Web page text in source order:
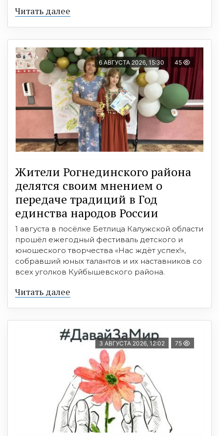
Читать далее
6 АВГУСТА 2026, 15:30 45
Жители Рогнединского района
делятся своим мнением о
передаче традиций в Год
единства народов России
1 августа в посёлке Бетлица Калужской области
прошёл ежегодный фестиваль детского и
юношеского творчества «Нас ждёт успех!»,
собравший юных талантов и их наставников со
всех уголков Куйбышевского района.
Читать далее
3 АВГУСТА 2026, 12:02 75